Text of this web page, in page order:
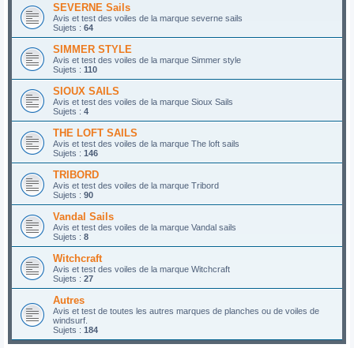
SEVERNE Sails
Avis et test des voiles de la marque severne sails
Sujets : 64
SIMMER STYLE
Avis et test des voiles de la marque Simmer style
Sujets : 110
SIOUX SAILS
Avis et test des voiles de la marque Sioux Sails
Sujets : 4
THE LOFT SAILS
Avis et test des voiles de la marque The loft sails
Sujets : 146
TRIBORD
Avis et test des voiles de la marque Tribord
Sujets : 90
Vandal Sails
Avis et test des voiles de la marque Vandal sails
Sujets : 8
Witchcraft
Avis et test des voiles de la marque Witchcraft
Sujets : 27
Autres
Avis et test de toutes les autres marques de planches ou de voiles de
windsurf.
Sujets : 184